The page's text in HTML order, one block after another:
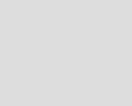
ribattono ai Giovani